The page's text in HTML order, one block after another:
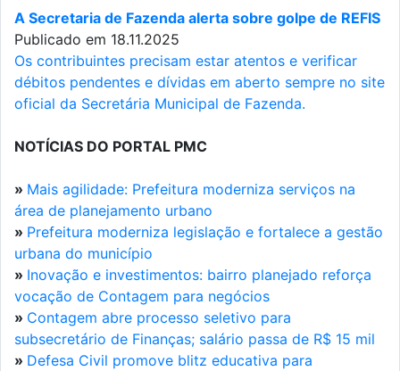
A Secretaria de Fazenda alerta sobre golpe de REFIS
Publicado em 18.11.2025
Os contribuintes precisam estar atentos e verificar
débitos pendentes e dívidas em aberto sempre no site
oficial da Secretária Municipal de Fazenda.
NOTÍCIAS DO PORTAL PMC
» Mais agilidade: Prefeitura moderniza serviços na
área de planejamento urbano
» Prefeitura moderniza legislação e fortalece a gestão
urbana do município
» Inovação e investimentos: bairro planejado reforça
vocação de Contagem para negócios
» Contagem abre processo seletivo para
subsecretário de Finanças; salário passa de R$ 15 mil
» Defesa Civil promove blitz educativa para